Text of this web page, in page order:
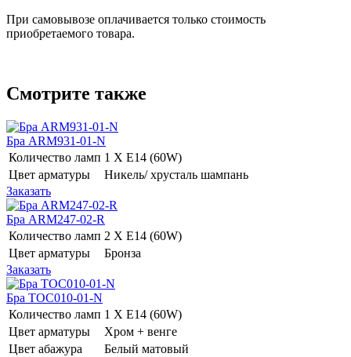
При самовывозе оплачивается только стоимость
приобретаемого товара.
Смотрите также
Бра ARM931-01-N
Количество ламп 1 Х E14 (60W)
Цвет арматуры
Никель/ хрусталь шампань
Заказать
Бра ARM247-02-R
Количество ламп 2 Х E14 (60W)
Цвет арматуры
Бронза
Заказать
Бра TOC010-01-N
Количество ламп 1 Х E14 (60W)
Цвет арматуры
Хром + венге
Цвет абажура
Белый матовый